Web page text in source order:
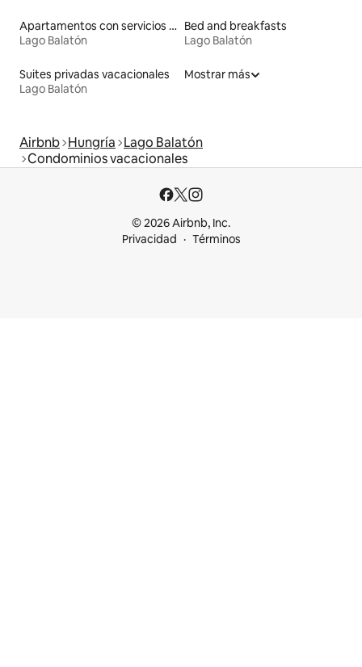
Apartamentos con servicios incluidos vacacionales
Lago Balatón
Bed and breakfasts
Lago Balatón
Suites privadas vacacionales
Lago Balatón
Mostrar más
Airbnb Hungría Lago Balatón
Condominios vacacionales
© 2026 Airbnb, Inc.
Privacidad
Términos